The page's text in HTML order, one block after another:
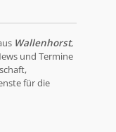
Wallenhorst,
und Termine
für die